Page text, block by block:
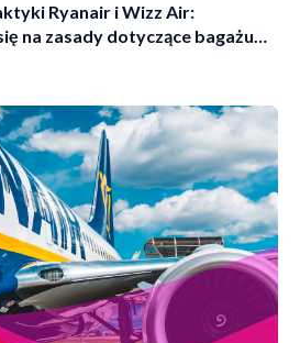
Ryanair i Wizz Air:
na zasady dotyczące bagażu